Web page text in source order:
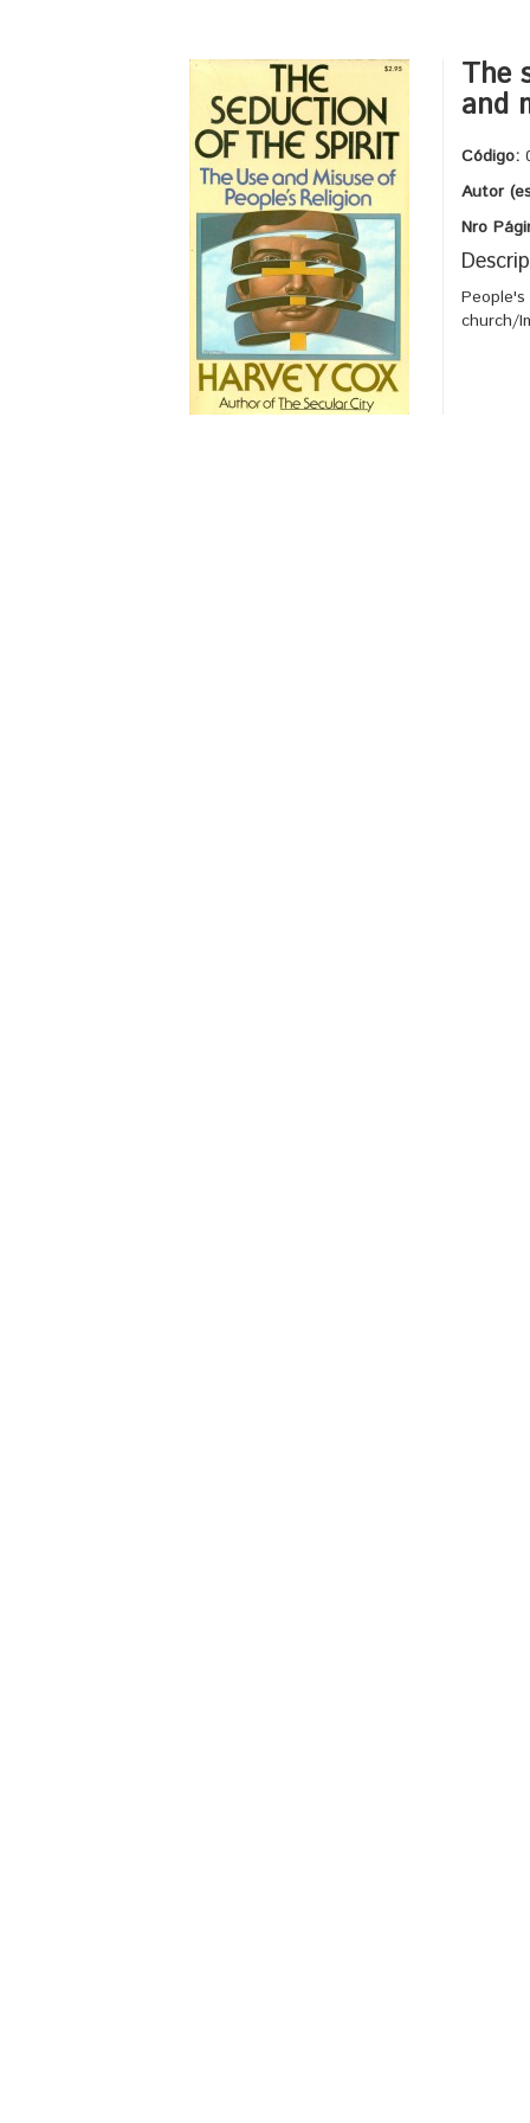
The
and
Código:
Autor
Nro
church/